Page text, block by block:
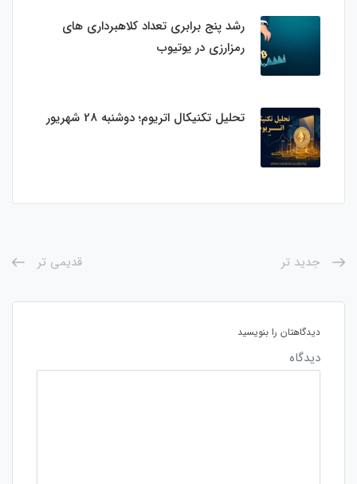
رشد پنج برابری تعداد کلاهبرداری های
رمزارزی در یوتیوب
تحلیل تکنیکال اتریوم؛ دوشنبه 28 شهریور
جدید تر قدیمی تر
دیدگاهتان را بنویسید
دیدگاه